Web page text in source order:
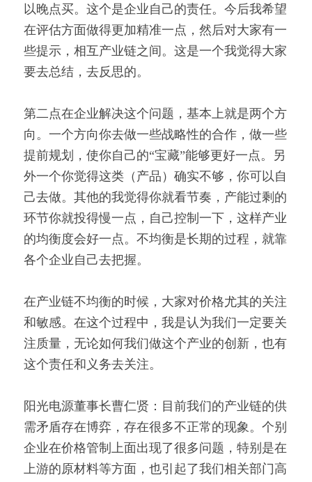
以晚点买。这个是企业自己的责任。今后我希望
在评估方面做得更加精准一点，然后对大家有一
些提示，相互产业链之间。这是一个我觉得大家
要去总结，去反思的。
第二点在企业解决这个问题，基本上就是两个方
向。一个方向你去做一些战略性的合作，做一些
提前规划，使你自己的“宝藏”能够更好一点。另
外一个你觉得这类（产品）确实不够，你可以自
己去做。其他的我觉得你就看节奏，产能过剩的
环节你就投得慢一点，自己控制一下，这样产业
的均衡度会好一点。不均衡是长期的过程，就靠
各个企业自己去把握。
在产业链不均衡的时候，大家对价格尤其的关注
和敏感。在这个过程中，我是认为我们一定要关
注质量，无论如何我们做这个产业的创新，也有
这个责任和义务去关注。
阳光电源董事长曹仁贤：目前我们的产业链的供
需矛盾存在博弈，存在很多不正常的现象。个别
企业在价格管制上面出现了很多问题，特别是在
上游的原材料等方面，也引起了我们相关部门高